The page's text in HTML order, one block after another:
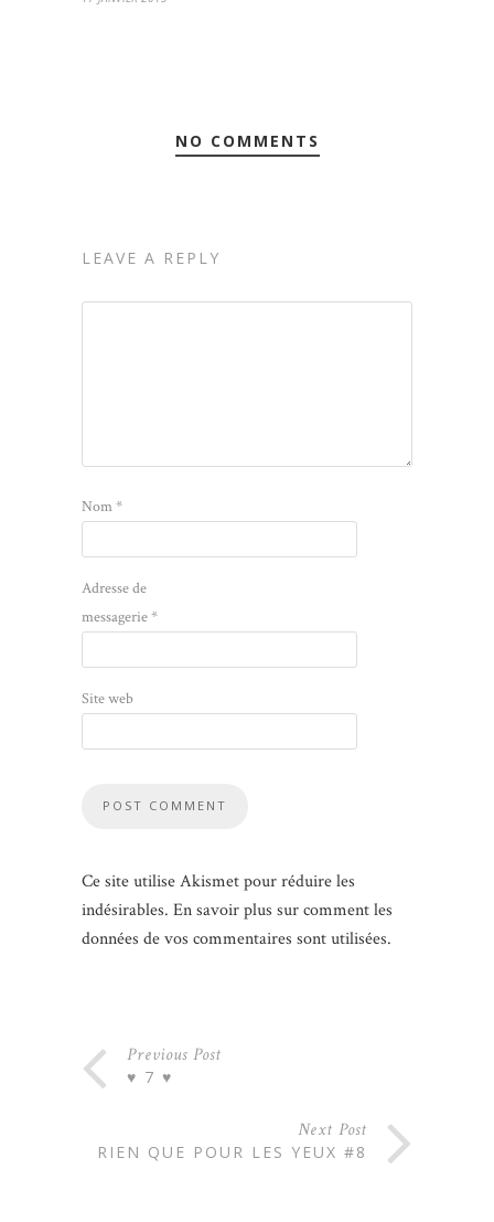
NO COMMENTS
LEAVE A REPLY
Nom*
Adresse de
messagerie*
Site web
Ce site utilise Akismet pour réduire les
indésirables. En savoir plus sur comment les
données de vos commentaires sont utilisées.
Previous Post
♥ 7 ♥
Next Post
RIEN QUE POUR LES YEUX #8